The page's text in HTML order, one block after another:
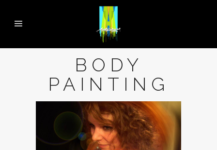
BODY
PAINTING